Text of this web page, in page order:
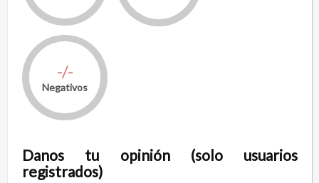
-/-
Negativos
Danos tu opinión (solo usuarios
registrados)